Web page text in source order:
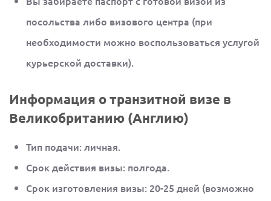
посольства либо визового центра (при
необходимости можно воспользоваться услугой
курьерской доставки).
Информация о транзитной визе в
Великобританию (Англию)
Тип подачи: личная.
Срок действия визы: полгода.
Срок изготовления визы: 20-25 дней (возможно